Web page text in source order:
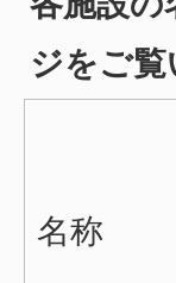
ジをご覧
名称